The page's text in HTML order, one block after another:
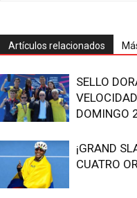
Artículos relacionados
SELLO
DOMINGO
¡GRAND
CUATRO